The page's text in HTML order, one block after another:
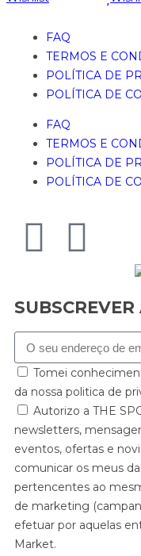
FAQ
TERMOS E
POLÍTICA DE
POLÍTICA DE
FAQ
TERMOS E
POLÍTICA DE
POLÍTICA DE
Tomei
da nossa politica de
Autorizo a THE
newsletters,
eventos, ofertas e
comunicar os meus
pertencentes ao
de marketing
efetuar por aquelas
Market.